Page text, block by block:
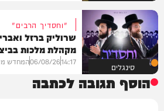
סינגלים
"וחסדיך הרבים"
שרוליק ברזל
מקהלת מלכות
14:17
06/08/26המחדש
הוסף תגובה לכתבה